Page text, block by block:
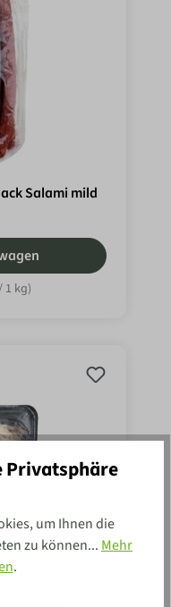
Salami mild
1 kg)
Privatsphäre
um Ihnen die
zu können... Mehr
.